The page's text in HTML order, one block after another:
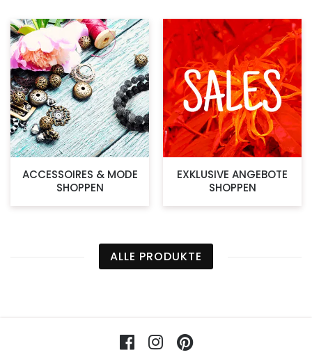
ACCESSOIRES & MODE
SHOPPEN
EXKLUSIVE ANGEBOTE
SHOPPEN
ALLE PRODUKTE
FacebookInstagram